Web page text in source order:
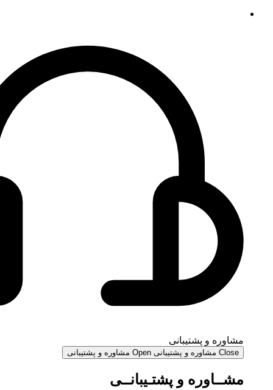
مشاوره و پشتیبانی
Close مشاوره و پشتیبانی Open مشاوره و پشتیبانی
مشــاوره و پشتـیبانــی